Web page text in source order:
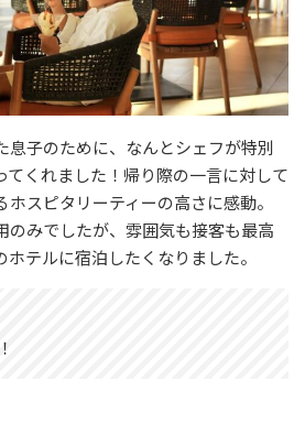
息子のために、なんとシェフが特別
てくれました！帰り際の一言に対して
スピタリーティーの高さに感動。
のみでしたが、雰囲気も接客も最高
テルに宿泊したくなりました。